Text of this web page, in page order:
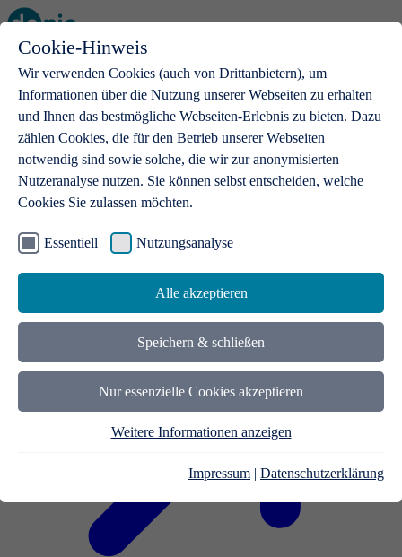
Cookie-Hinweis
Wir verwenden Cookies (auch von Drittanbietern), um
Informationen über die Nutzung unserer Webseiten zu erhalten
und Ihnen das bestmögliche Webseiten-Erlebnis zu bieten. Dazu
zählen Cookies, die für den Betrieb unserer Webseiten
notwendig sind sowie solche, die wir zur anonymisierten
Nutzeranalyse nutzen. Sie können selbst entscheiden, welche
Cookies Sie zulassen möchten.
Essentiell Nutzungsanalyse
Alle akzeptieren
Speichern & schließen
Nur essenzielle Cookies akzeptieren
Weitere Informationen anzeigen
Impressum | Datenschutzerklärung
Open main menu
.de-Domains
Mit einer .de-Domain erhalten Ideen eine Bühne